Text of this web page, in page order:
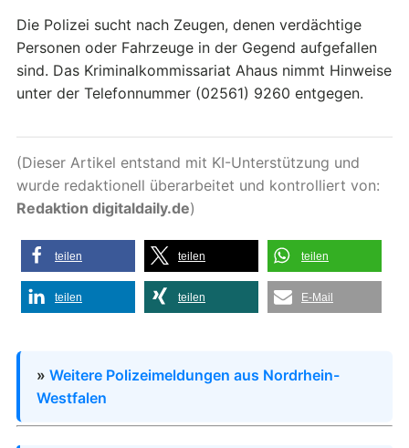
Die Polizei sucht nach Zeugen, denen verdächtige
Personen oder Fahrzeuge in der Gegend aufgefallen
sind. Das Kriminalkommissariat Ahaus nimmt Hinweise
unter der Telefonnummer (02561) 9260 entgegen.
(Dieser Artikel entstand mit KI-Unterstützung und
wurde redaktionell überarbeitet und kontrolliert von:
Redaktion digitaldaily.de)
teilen teilen teilen
teilen teilen E-Mail
» Weitere Polizeimeldungen aus Nordrhein-
Westfalen